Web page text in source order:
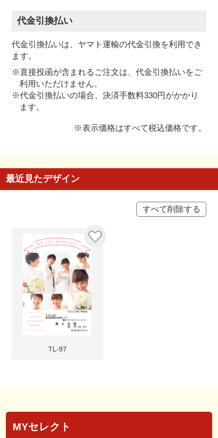
代金引換払い
代金引換払いは、ヤマト運輸の代金引換を利用でき
ます。
※直接投函が含まれるご注文は、代金引換払いをご
利用いただけません。
※代金引換払いの場合、決済手数料330円がかかり
ます。
※表示価格はすべて税込価格です。
最近見たデザイン
すべて削除する
TL-97
MYセレクト